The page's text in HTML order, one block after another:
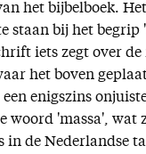
het bijbelboek.
staan bij het begrip
iets zegt over
het boven
een enigszins
woord 'massa', wat
in de Nederlandse